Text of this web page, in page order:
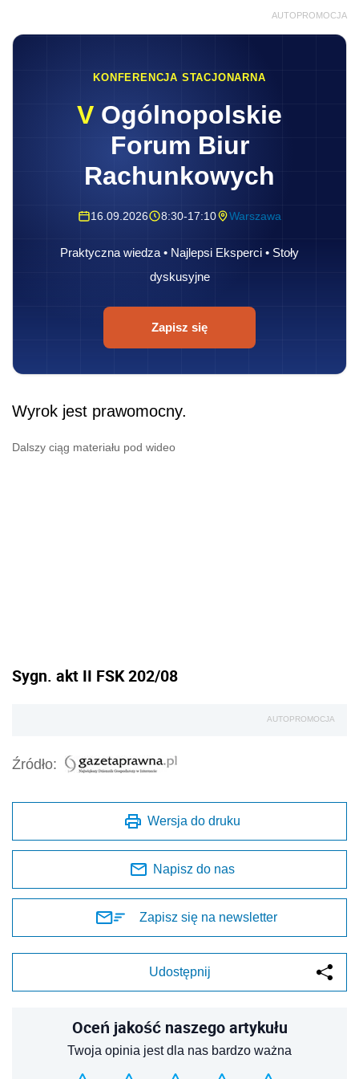
AUTOPROMOCJA
KONFERENCJA STACJONARNA
V Ogólnopolskie
Forum Biur
Rachunkowych
16.09.2026 8:30-17:10 Warszawa
Praktyczna wiedza • Najlepsi Eksperci • Stoły
dyskusyjne
Zapisz się
Wyrok jest prawomocny.
Dalszy ciąg materiału pod wideo
Sygn. akt II FSK 202/08
AUTOPROMOCJA
Źródło:
Wersja do druku
Napisz do nas
Zapisz się na newsletter
Udostępnij
Oceń jakość naszego artykułu
Twoja opinia jest dla nas bardzo ważna